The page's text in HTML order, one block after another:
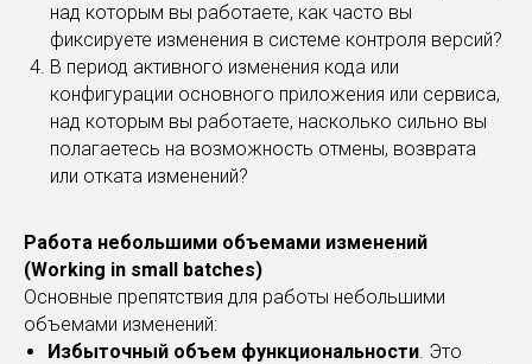
над которым вы работаете, как часто вы
фиксируете изменения в системе контроля версий?
В период активного изменения кода или
конфигурации основного приложения или сервиса,
над которым вы работаете, насколько сильно вы
полагаетесь на возможность отмены, возврата
или отката изменений?
Работа небольшими объемами изменений
(Working in small batches)
Основные препятствия для работы небольшими
объемами изменений:
Избыточный объем функциональности. Это